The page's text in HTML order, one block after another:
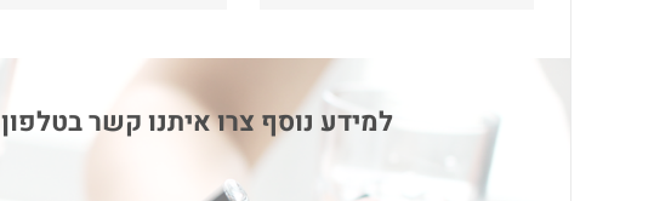
למידע נוסף צרו איתנו קשר בטלפון